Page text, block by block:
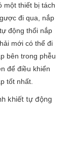
một thiết bị tách
đi qua, nắp
động thổi nắp
mới có thể đi
bên trong phễu
để điều khiển
tốt nhất.